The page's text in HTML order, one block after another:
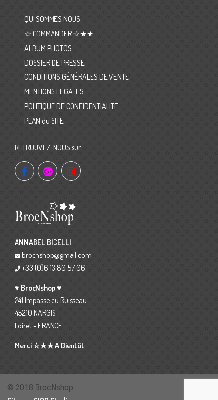
QUI SOMMES NOUS
☆ COMMANDER ☆★★
ALBUM PHOTOS
DOSSIER DE PRESSE
CONDITIONS GÉNÉRALES DE VENTE
MENTIONS LEGALES
POLITIQUE DE CONFIDENTIALITE
PLAN du SITE
RETROUVEZ-NOUS sur
ANNABEL BICELLI
brocnshop@gmail.com
+33 (0)6 13 80 57 06
♥ BrocNshop ♥
241 Impasse du Ruisseau
45210 NARGIS
Loiret – FRANCE
Merci ☆★★ A Bientôt
© 2018 BrocNshop